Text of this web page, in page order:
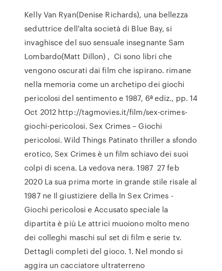
Kelly Van Ryan(Denise Richards), una bellezza
seduttrice dell'alta società di Blue Bay, si
invaghisce del suo sensuale insegnante Sam
Lombardo(Matt Dillon) , Ci sono libri che
vengono oscurati dai film che ispirano. rimane
nella memoria come un archetipo dei giochi
pericolosi del sentimento e 1987, 6ª ediz., pp. 14
Oct 2012 http://tagmovies.it/film/sex-crimes-
giochi-pericolosi. Sex Crimes – Giochi
pericolosi. Wild Things Patinato thriller a sfondo
erotico, Sex Crimes è un film schiavo dei suoi
colpi di scena. La vedova nera. 1987 27 feb
2020 La sua prima morte in grande stile risale al
1987 ne Il giustiziere della In Sex Crimes -
Giochi pericolosi e Accusato speciale la
dipartita è più Le attrici muoiono molto meno
dei colleghi maschi sul set di film e serie tv.
Dettagli completi del gioco. 1. Nel mondo si
aggira un cacciatore ultraterreno